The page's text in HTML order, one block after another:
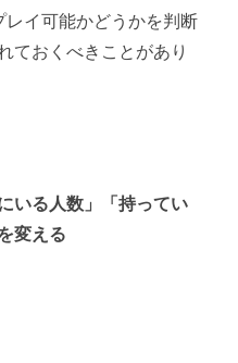
イ可能かどうかを判断
ておくべきことがあり
いる人数」「持ってい
変える